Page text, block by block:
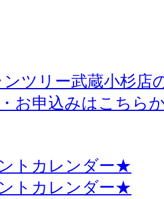
ツリー武蔵小杉店
お申込みはこちら
トカレンダー★
トカレンダー★